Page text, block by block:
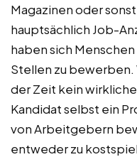
Magazinen oder
hauptsächlich Job-
haben sich
Stellen zu bewerben.
der Zeit kein
Kandidat selbst ein
von Arbeitgebern
entweder zu